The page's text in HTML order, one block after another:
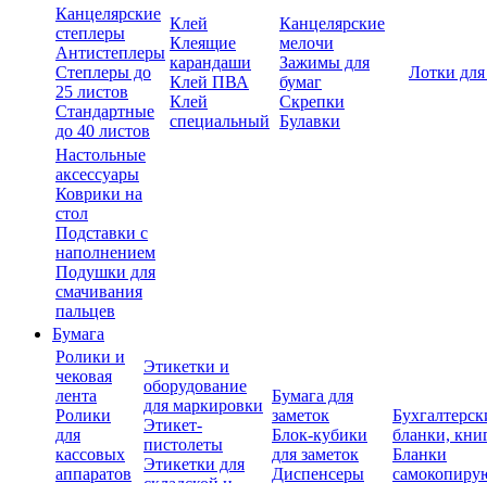
Канцелярские
степлеры
Антистеплеры
Степлеры до
25 листов
Стандартные
до 40 листов
Клей
Клеящие
карандаши
Клей ПВА
Клей
специальный
Канцелярские
мелочи
Зажимы для
бумаг
Скрепки
Булавки
Лотки
Настольные
аксессуары
Коврики на
стол
Подставки с
наполнением
Подушки для
смачивания
пальцев
Бумага
Ролики и
чековая
лента
Ролики
для
кассовых
аппаратов
Этикетки и
оборудование
для маркировки
Этикет-
пистолеты
Этикетки для
Бумага для
заметок
Блок-кубики
для заметок
Диспенсеры
бланки,
Бланки